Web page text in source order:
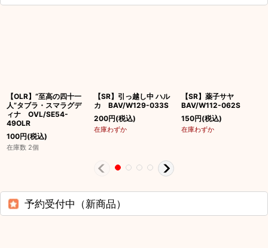
【OLR】“至高の四十一
人”タブラ・スマラグデ
ィナ OVL/SE54-
49OLR
100円(税込)
在庫数 2個
【SR】引っ越し中 ハル
カ BAV/W129-033S
200円(税込)
在庫わずか
【SR】薬子サヤ
BAV/W112-062S
150円(税込)
在庫わずか
予約受付中（新商品）